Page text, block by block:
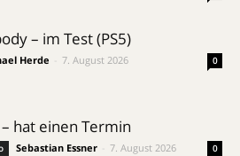
– im Test (PS5)
Herde 7. August 2026 0
– hat einen Termin
Sebastian Essner 7. August 2026 0